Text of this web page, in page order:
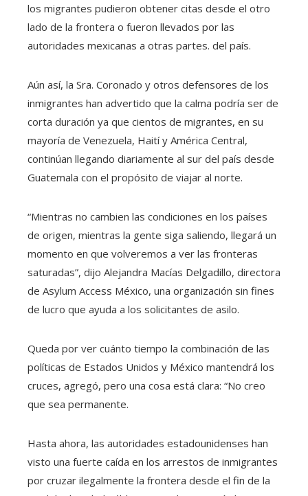
los migrantes pudieron obtener citas desde el otro
lado de la frontera o fueron llevados por las
autoridades mexicanas a otras partes. del país.
Aún así, la Sra. Coronado y otros defensores de los
inmigrantes han advertido que la calma podría ser de
corta duración ya que cientos de migrantes, en su
mayoría de Venezuela, Haití y América Central,
continúan llegando diariamente al sur del país desde
Guatemala con el propósito de viajar al norte.
“Mientras no cambien las condiciones en los países
de origen, mientras la gente siga saliendo, llegará un
momento en que volveremos a ver las fronteras
saturadas”, dijo Alejandra Macías Delgadillo, directora
de Asylum Access México, una organización sin fines
de lucro que ayuda a los solicitantes de asilo.
Queda por ver cuánto tiempo la combinación de las
políticas de Estados Unidos y México mantendrá los
cruces, agregó, pero una cosa está clara: “No creo
que sea permanente.
Hasta ahora, las autoridades estadounidenses han
visto una fuerte caída en los arrestos de inmigrantes
por cruzar ilegalmente la frontera desde el fin de la